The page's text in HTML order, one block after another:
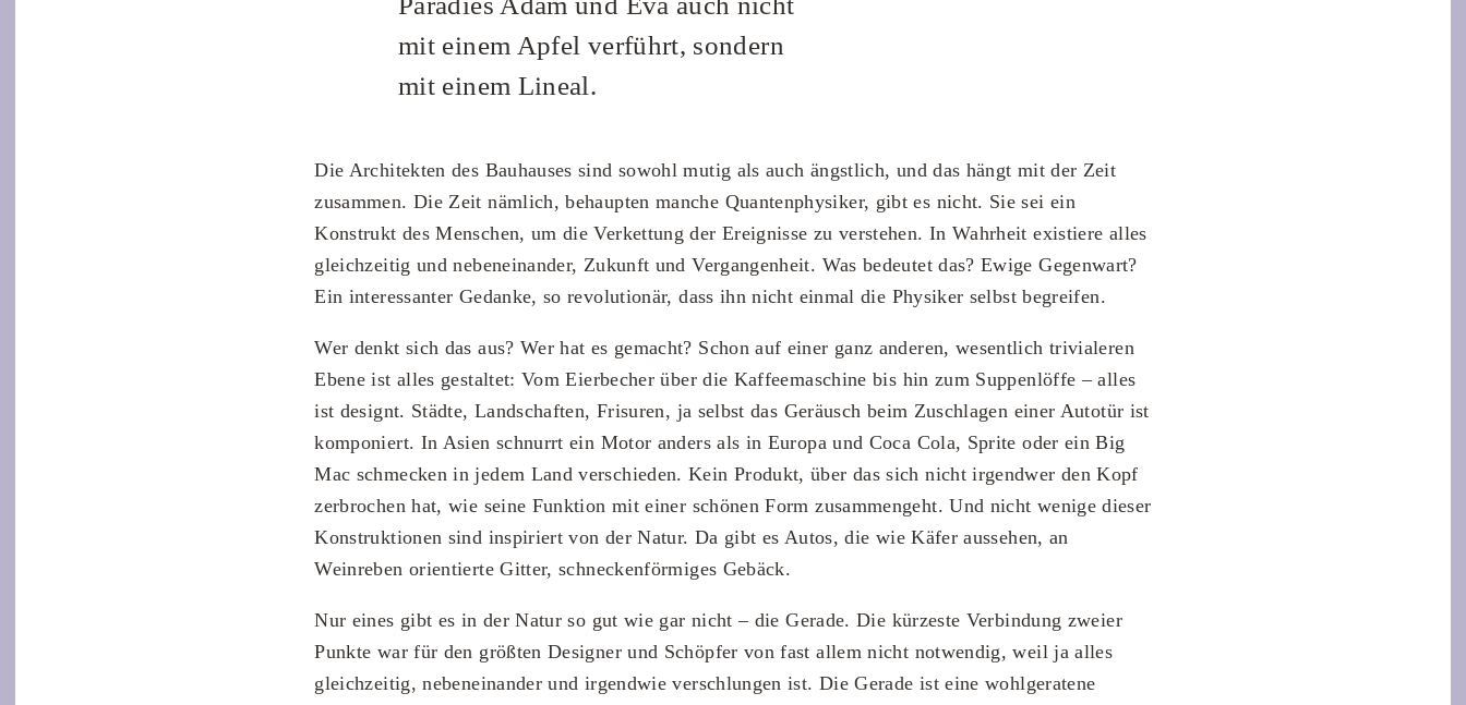
mit einem Apfel verführt, sondern
mit einem Lineal.
Die Architekten des Bauhauses sind sowohl mutig als auch ängstlich, und das hängt mit der Zeit
zusammen. Die Zeit nämlich, behaupten manche Quantenphysiker, gibt es nicht. Sie sei ein
Konstrukt des Menschen, um die Verkettung der Ereignisse zu verstehen. In Wahrheit existiere alles
gleichzeitig und nebeneinander, Zukunft und Vergangenheit. Was bedeutet das? Ewige Gegenwart?
Ein interessanter Gedanke, so revolutionär, dass ihn nicht einmal die Physiker selbst begreifen.
Wer denkt sich das aus? Wer hat es gemacht? Schon auf einer ganz anderen, wesentlich trivialeren
Ebene ist alles gestaltet: Vom Eierbecher über die Kaffeemaschine bis hin zum Suppenlöffe – alles
ist designt. Städte, Landschaften, Frisuren, ja selbst das Geräusch beim Zuschlagen einer Autotür ist
komponiert. In Asien schnurrt ein Motor anders als in Europa und Coca Cola, Sprite oder ein Big
Mac schmecken in jedem Land verschieden. Kein Produkt, über das sich nicht irgendwer den Kopf
zerbrochen hat, wie seine Funktion mit einer schönen Form zusammengeht. Und nicht wenige dieser
Konstruktionen sind inspiriert von der Natur. Da gibt es Autos, die wie Käfer aussehen, an
Weinreben orientierte Gitter, schneckenförmiges Gebäck.
Nur eines gibt es in der Natur so gut wie gar nicht – die Gerade. Die kürzeste Verbindung zweier
Punkte war für den größten Designer und Schöpfer von fast allem nicht notwendig, weil ja alles
gleichzeitig, nebeneinander und irgendwie verschlungen ist. Die Gerade ist eine wohlgeratene